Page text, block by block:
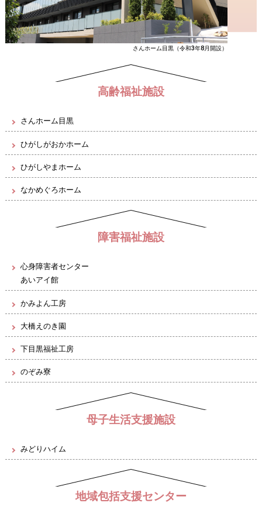
さんホーム目黒（令和3年8月開設）
高齢福祉施設
さんホーム目黒
ひがしがおかホーム
ひがしやまホーム
なかめぐろホーム
障害福祉施設
心身障害者センター
あいアイ館
かみよん工房
大橋えのき園
下目黒福祉工房
のぞみ寮
母子生活支援施設
みどりハイム
地域包括支援センター